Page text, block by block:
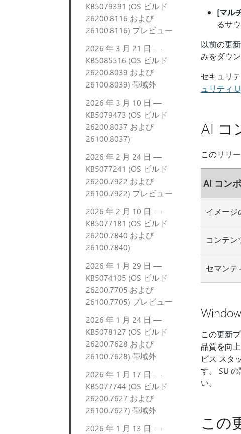
KB5079391 (OS ビルド
26200.8116 および
26100.8116) プレビュー
2026 年 3 月 21 日 —
KB5085516 (OS ビルド
26200.8039 および
26100.8039) 帯域外
2026 年 3 月 10 日 —
KB5079473 (OS ビルド
26200.8037 および
26100.8037)
2026 年 2 月 24 日 —
KB5077241 (OS ビルド
26200.7922 および
26100.7922) プレビュー
2026 年 2 月 10 日 —
KB5077181 (OS ビルド
26200.7840 および
26100.7840)
2026 年 1 月 29 日 —
KB5074105 (OS ビルド
26200.7705 および
26100.7705) プレビュー
2026 年 1 月 24 日 —
KB5078127 (OS ビルド
26200.7628 および
26100.7628) 帯域外
2026 年 1 月 17 日 —
KB5077744 (OS ビルド
26200.7627 および
26100.7627) 帯域外
2026 年 1 月 13 日 —
[マル
るサ
以前の更
みをダウ
セキュリ
ュリティ
AI コ
このリリ
AI コン
イメージ
コンテン
セマンテ
この更新
品質を向
ビス スタ
す。 SU
い。
この